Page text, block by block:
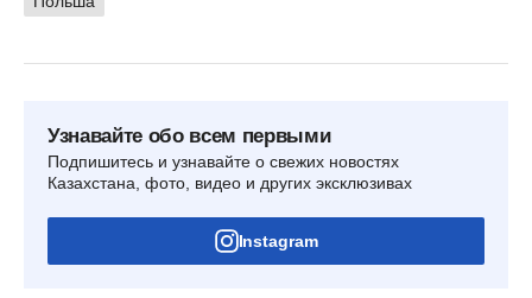
Узнавайте обо всем первыми
Подпишитесь и узнавайте о свежих новостях
Казахстана, фото, видео и других эксклюзивах
Instagram